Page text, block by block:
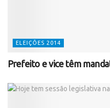
ELEIÇÕES 2014
Prefeito e vice têm